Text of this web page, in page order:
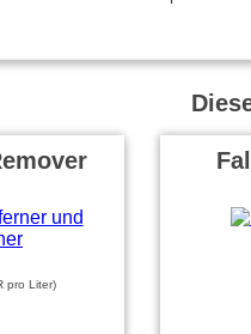
pro Liter)